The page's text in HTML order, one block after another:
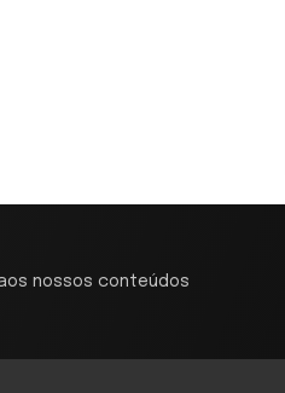
nossos conteúdos